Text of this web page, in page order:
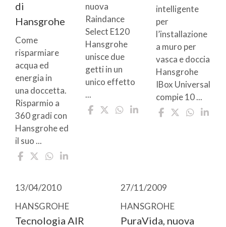
di
Hansgrohe
Come
risparmiare
acqua ed
energia in
una doccetta.
Risparmio a
360 gradi con
Hansgrohe ed
il suo ...
nuova
Raindance
Select E120
Hansgrohe
unisce due
getti in un
unico effetto
...
intelligente
per
l’installazione
a muro per
vasca e doccia
Hansgrohe
IBox Universal
compie 10 ...
13/04/2010
HANSGROHE
Tecnologia AIR
27/11/2009
HANSGROHE
PuraVida, nuova